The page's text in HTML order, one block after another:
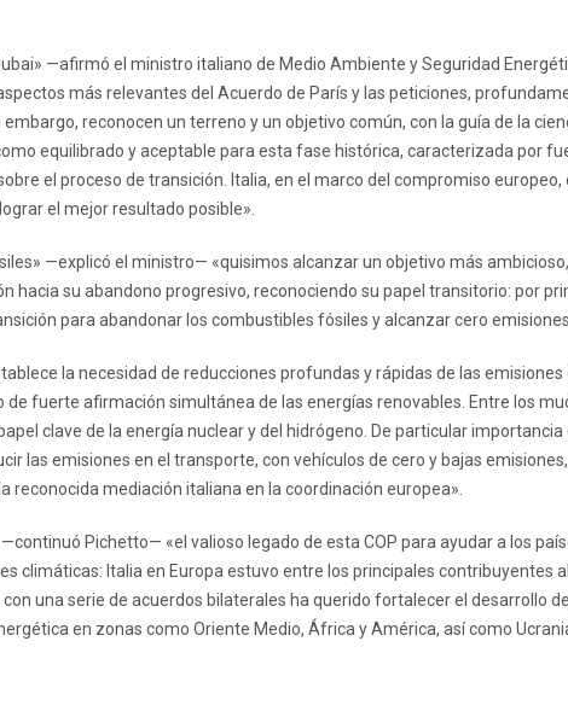
—afirmó el ministro italiano de Medio Ambiente y Seguridad
más relevantes del Acuerdo de París y las peticiones,
embargo, reconocen un terreno y un objetivo común, con la guía de la
equilibrado y aceptable para esta fase histórica, caracterizada por
el proceso de transición. Italia, en el marco del compromiso
el mejor resultado posible».
—explicó el ministro— «quisimos alcanzar un objetivo más
hacia su abandono progresivo, reconociendo su papel transitorio: por
para abandonar los combustibles fósiles y alcanzar cero
la necesidad de reducciones profundas y rápidas de las
de fuerte afirmación simultánea de las energías renovables. Entre los
clave de la energía nuclear y del hidrógeno. De particular
las emisiones en el transporte, con vehículos de cero y bajas
reconocida mediación italiana en la coordinación europea».
Pichetto— «el valioso legado de esta COP para ayudar a los
climáticas: Italia en Europa estuvo entre los principales contribuyentes
una serie de acuerdos bilaterales ha querido fortalecer el desarrollo
en zonas como Oriente Medio, África y América, así como